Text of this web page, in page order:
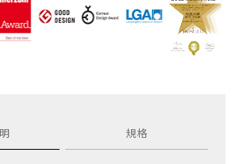
規格